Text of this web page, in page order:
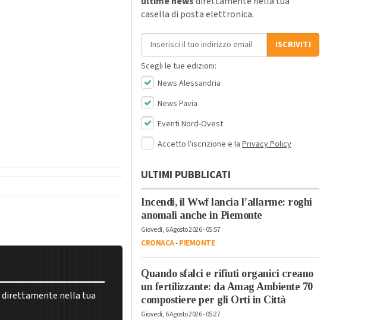
direttamente nella tua
casella di posta elettronica.
Indirizzo email
ISCRIVITI
Scegli le tue edizioni:
News Alessandria
News Pavia
Eventi Nord-Ovest
Accetto l'iscrizione e la Privacy Policy
ULTIMI PUBBLICATI
Incendi, il Wwf lancia l’allarme: roghi
anomali anche in Piemonte
Giovedì, 6 Agosto 2026 - 05:57
CRONACA-PIEMONTE
Quando sfalci e rifiuti organici creano
un fertilizzante: da Amag Ambiente 70
compostiere per gli Orti in Città
Giovedì, 6 Agosto 2026 - 05:27